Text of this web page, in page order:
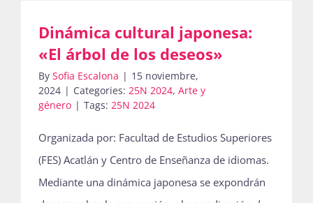
Actividades
La Boletina
Blog
Dinámica cultural japonesa:
«El árbol de los deseos»
By Sofia Escalona | 15 noviembre,
2024 | Categories: 25N 2024, Arte y
género | Tags: 25N 2024
Organizada por: Facultad de Estudios Superiores
(FES) Acatlán y Centro de Enseñanza de idiomas.
Mediante una dinámica japonesa se expondrán